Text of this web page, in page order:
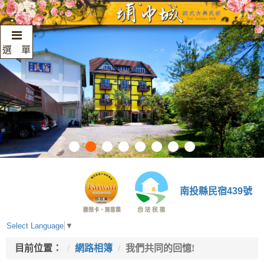
選 單
南投縣民宿439號
Select Language ▼
目前位置： 網路相簿 我們共同的回憶!